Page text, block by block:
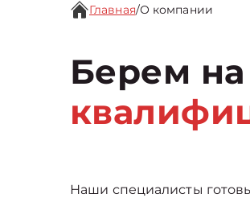
Главная/О компании
Берем на
Наши специалисты